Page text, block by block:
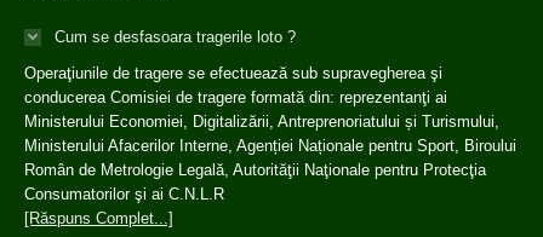
Cum se desfasoara tragerile loto ?
Operaţiunile de tragere se efectuează sub supravegherea şi
conducerea Comisiei de tragere formată din: reprezentanţi ai
Ministerului Economiei, Digitalizării, Antreprenoriatului și Turismului,
Ministerului Afacerilor Interne, Agenției Naționale pentru Sport, Biroului
Român de Metrologie Legală, Autorităţii Naţionale pentru Protecţia
Consumatorilor şi ai C.N.L.R
[Răspuns Complet...]